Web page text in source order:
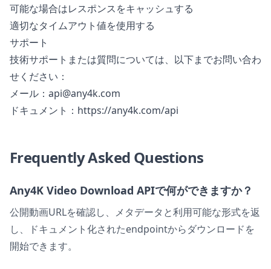
可能な場合はレスポンスをキャッシュする
適切なタイムアウト値を使用する
サポート
技術サポートまたは質問については、以下までお問い合わ
せください：
メール： api@any4k.com
ドキュメント： https://any4k.com/api
Frequently Asked Questions
Any4K Video Download APIで何ができますか？
公開動画URLを確認し、メタデータと利用可能な形式を返
し、ドキュメント化されたendpointからダウンロードを
開始できます。